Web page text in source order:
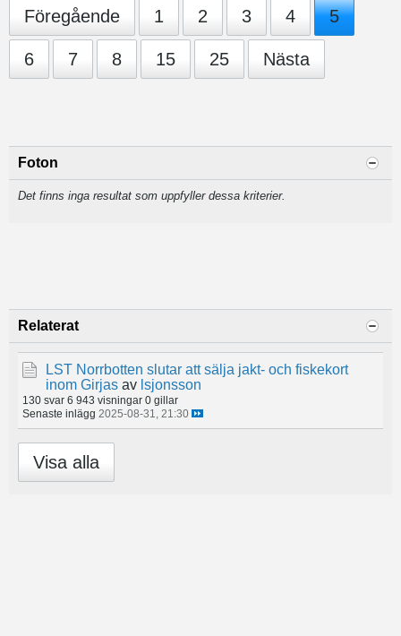
Föregående 1 2 3 4 5
6 7 8 15 25 Nästa
Foton
Det finns inga resultat som uppfyller dessa kriterier.
Relaterat
LST Norrbotten slutar att sälja jakt- och fiskekort
inom Girjas av lsjonsson
130 svar 6 943 visningar 0 gillar
Senaste inlägg 2025-08-31, 21:30
Visa alla